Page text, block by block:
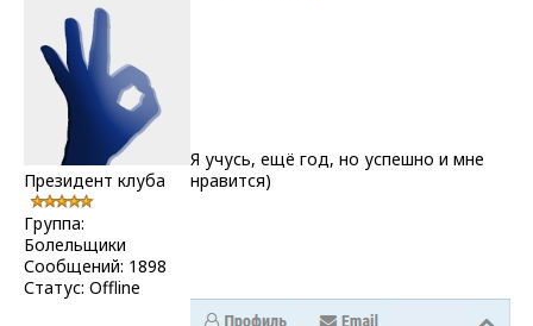
Президент клуба
Группа:
Болельщики
Сообщений: 1898
Статус: Offline
Я учусь, ещё год, но успешно и мне
нравится)